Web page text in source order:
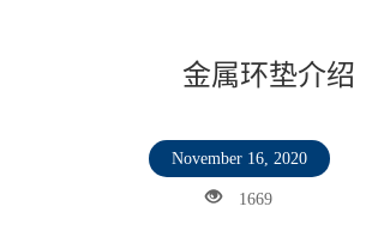
金属环垫介绍
November 16, 2020
1669